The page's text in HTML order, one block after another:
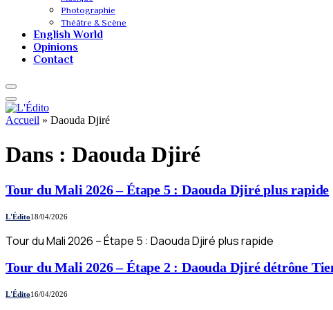
Photographie
Théâtre & Scène
English World
Opinions
Contact
Accueil » Daouda Djiré
Dans : Daouda Djiré
Tour du Mali 2026 – Étape 5 : Daouda Djiré plus rapide
L'Édito18/04/2026
Tour du Mali 2026 – Étape 5 : Daouda Djiré plus rapide
Tour du Mali 2026 – Étape 2 : Daouda Djiré détrône
L'Édito16/04/2026